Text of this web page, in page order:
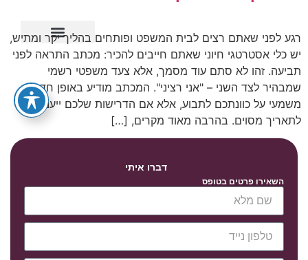
רגע לפני שאתם רצים לבית המשפט ופותחים בהליך יקר ומתיש,
יש כלי אסטרטגי חיוני שאתם חייבים להכיר: מכתב התראה לפני
תביעה. זהו לא סתם עוד מסמך, אלא צעד משפטי רשמי
שמבהיר לצד השני – "אני רציני". המכתב מודיע באופן חד
משמעי על כוונתכם לתבוע, אלא אם הדרישות שלכם ייענו עד
לתאריך מסוים. בהרבה מאוד מקרים, […]
דברו איתי
השאירו פרטים בטופס